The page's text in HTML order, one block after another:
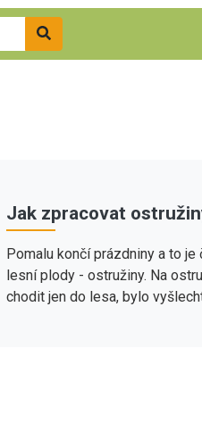
Jak zpracovat
Pomalu končí prázdniny a to
lesní plody - ostružiny. Na
chodit jen do lesa, bylo